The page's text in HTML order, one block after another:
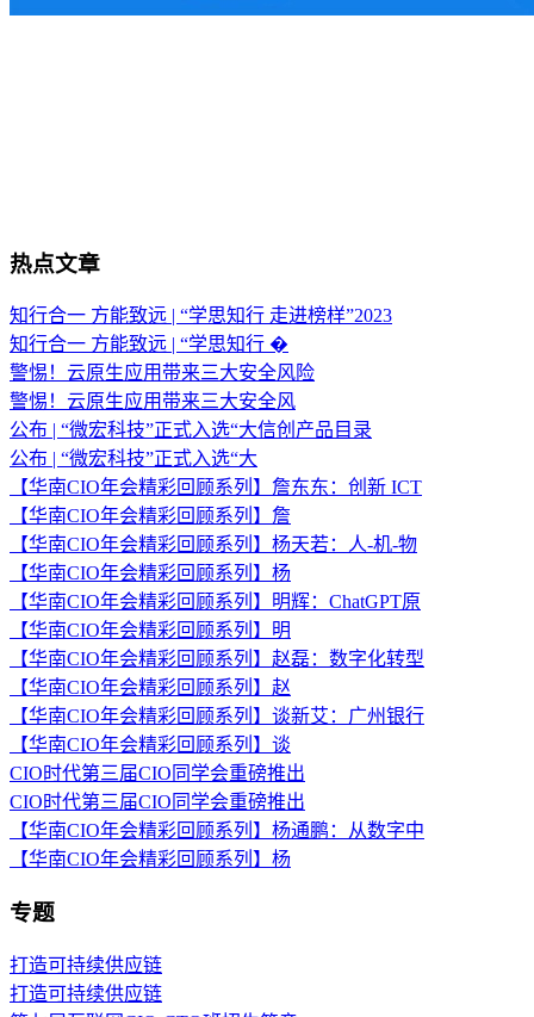
热点文章
知行合一 方能致远 | “学思知行 走进榜样”2023
知行合一 方能致远 | “学思知行 �
警惕！云原生应用带来三大安全风险
警惕！云原生应用带来三大安全风
公布 | “微宏科技”正式入选“大信创产品目录
公布 | “微宏科技”正式入选“大
【华南CIO年会精彩回顾系列】詹东东：创新 ICT
【华南CIO年会精彩回顾系列】詹
【华南CIO年会精彩回顾系列】杨天若：人-机-物
【华南CIO年会精彩回顾系列】杨
【华南CIO年会精彩回顾系列】明辉：ChatGPT原
【华南CIO年会精彩回顾系列】明
【华南CIO年会精彩回顾系列】赵磊：数字化转型
【华南CIO年会精彩回顾系列】赵
【华南CIO年会精彩回顾系列】谈新艾：广州银行
【华南CIO年会精彩回顾系列】谈
CIO时代第三届CIO同学会重磅推出
CIO时代第三届CIO同学会重磅推出
【华南CIO年会精彩回顾系列】杨通鹏：从数字中
【华南CIO年会精彩回顾系列】杨
专题
打造可持续供应链
打造可持续供应链